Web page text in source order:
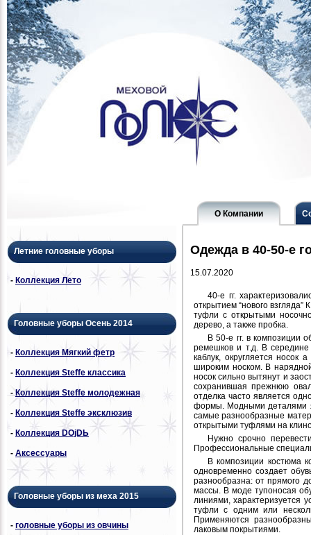
О Компании
Летние головные уборы
- Коллекция Лето
Головные уборы Осень 2014
- Коллекция Мягкий фетр
- Коллекция Steffe классика
-Коллекция Steffe молодежная
- Коллекция Steffe эксклюзив
- Коллекция DОjDЬ
- Аксессуары
Головные уборы из меха 2015
- головные уборы из овчины
Одежда в 40-50-е
15.07.2020
40-е гг.
открытием “нового
туфли с открытыми
дерево, а также пробка.
В 50-е гг. в композиции
ремешков и т.д. В
каблук, округляется
широким носком. В
носок сильно вытянут и
сохранившая прежнюю
отделка часто является
формы. Модными деталями
самые разнообразные
открытыми туфлями на
Нужно срочно
Профессиональные
В композиции костюма
одновременно создает
разнообразна: от прямого
массы. В моде тупоносая
линиями, характеризуется
туфли с одним или
Применяются
лаковым покрытиями.